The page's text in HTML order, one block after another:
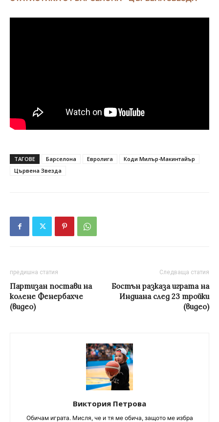
ТАГОВЕ Барселона Евролига
Коди Милър-Макинтайър
Цървена Звезда
предишна статия
Партизан постави на
колене Фенербахче
(видео)
Следваща статия
Бостън разказа играта на
Индиана след 23 тройки
(видео)
Виктория Петрова
Обичам играта. Мисля, че и тя ме обича, защото ме избра